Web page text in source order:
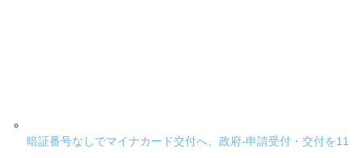
暗証番号なしでマイナカード交付へ、政府-申請受付・交付を11